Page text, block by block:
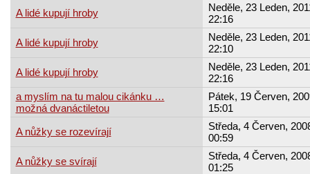
A lidé kupují hroby
Neděle, 23 Leden,
22:16
A lidé kupují hroby
Neděle, 23 Leden,
22:10
A lidé kupují hroby
Neděle, 23 Leden,
22:16
a myslím na tu malou cikánku …
možná dvanáctiletou
Pátek, 19 Červen,
15:01
A nůžky se rozevírají
Středa, 4 Červen,
00:59
A nůžky se svírají
Středa, 4 Červen,
01:25